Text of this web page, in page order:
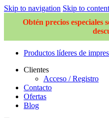
Skip to navigation Skip to content
Obtén precios especiales
Productos líderes de
Clientes
Acceso / Registro
Contacto
Ofertas
Blog